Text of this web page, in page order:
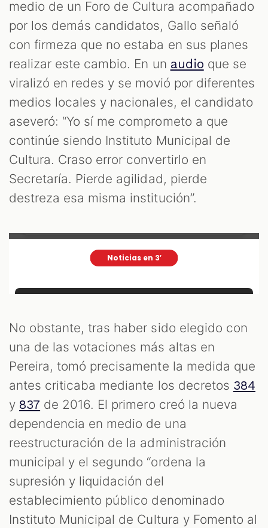
medio de un Foro de Cultura acompañado
por los demás candidatos, Gallo señaló
con firmeza que no estaba en sus planes
realizar este cambio. En un audio que se
viralizó en redes y se movió por diferentes
medios locales y nacionales, el candidato
aseveró: “Yo sí me comprometo a que
continúe siendo Instituto Municipal de
Cultura. Craso error convertirlo en
Secretaría. Pierde agilidad, pierde
destreza esa misma institución”.
No obstante, tras haber sido elegido con
una de las votaciones más altas en
Pereira, tomó precisamente la medida que
antes criticaba mediante los decretos 384
y 837 de 2016. El primero creó la nueva
dependencia en medio de una
reestructuración de la administración
municipal y el segundo “ordena la
supresión y liquidación del
establecimiento público denominado
Instituto Municipal de Cultura y Fomento al